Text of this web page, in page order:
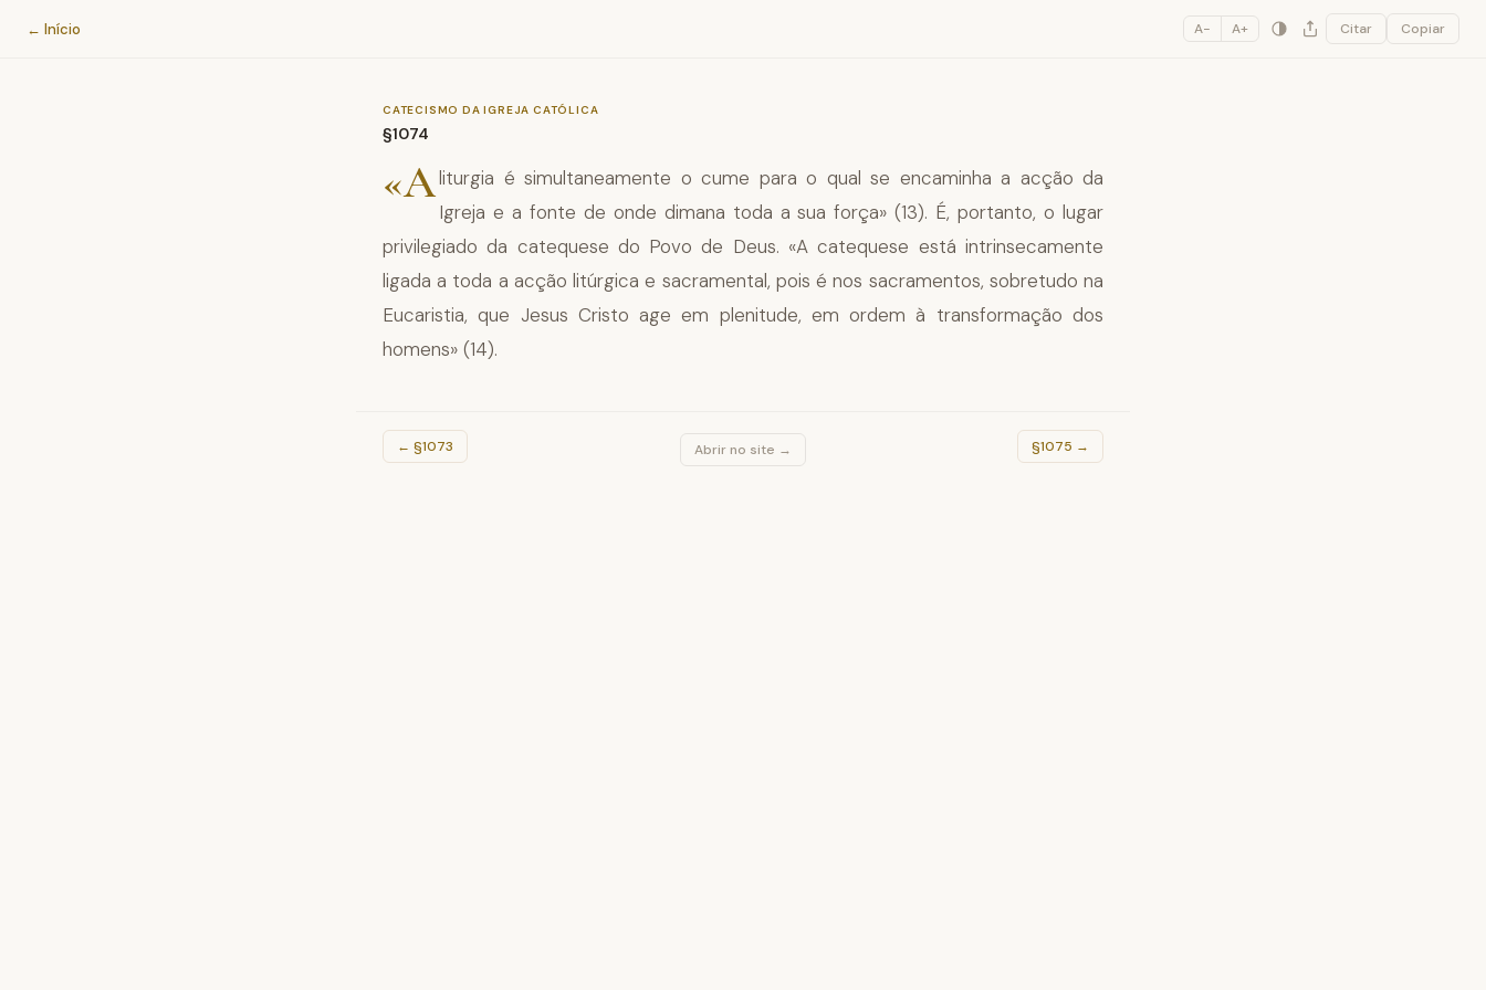
Catecismo da Igreja Católica
← Início A− A+ Citar Copiar
CATECISMO DA IGREJA CATÓLICA
§1074
«Aliturgia é simultaneamente o cume para o qual se encaminha a acção da
Igreja e a fonte de onde dimana toda a sua força» (13). É, portanto, o lugar
privilegiado da catequese do Povo de Deus. «A catequese está intrinsecamente
ligada a toda a acção litúrgica e sacramental, pois é nos sacramentos, sobretudo na
Eucaristia, que Jesus Cristo age em plenitude, em ordem à transformação dos
homens» (14).
← §1073 Abrir no site → §1075 →